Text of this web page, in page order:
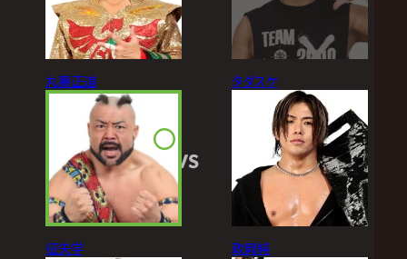
丸藤正道
征矢学
VS
タダスケ
政岡純